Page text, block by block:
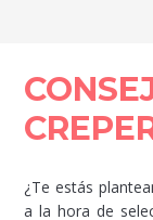
¿Te estás
a la hora de